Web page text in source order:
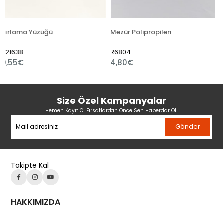
Mezür Polipropilen
Size Özel Kampanyalar
Hemen Kayıt Ol Fırsatlardan Önce Sen Haberdar Ol!
Gönder
Takipte Kal
HAKKIMIZDA